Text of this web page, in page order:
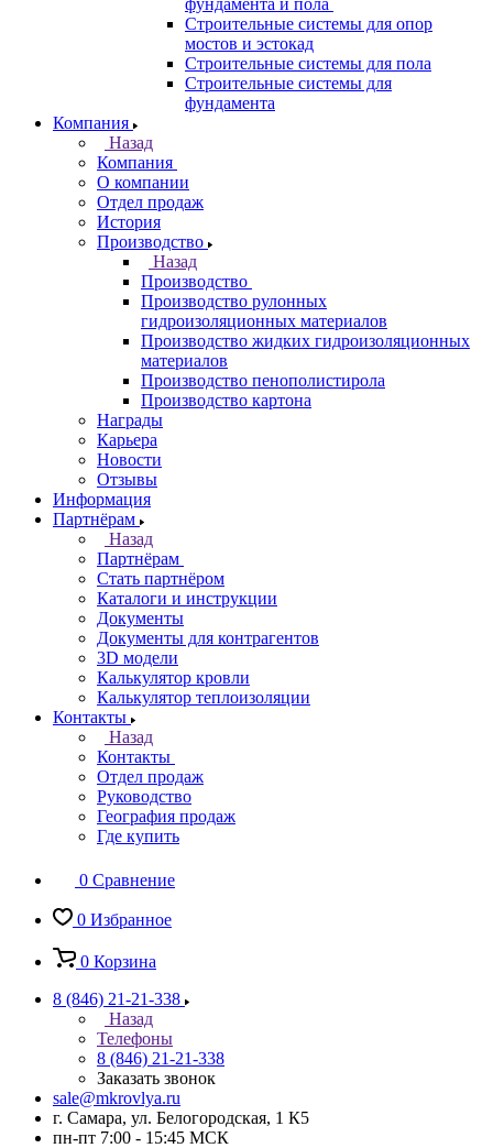
фундамента и пола
Строительные системы для опор
мостов и эстокад
Строительные системы для пола
Строительные системы для
фундамента
Компания
Назад
Компания
О компании
Отдел продаж
История
Производство
Назад
Производство
Производство рулонных
гидроизоляционных материалов
Производство жидких гидроизоляционных
материалов
Производство пенополистирола
Производство картона
Награды
Карьера
Новости
Отзывы
Информация
Партнёрам
Назад
Партнёрам
Стать партнёром
Каталоги и инструкции
Документы
Документы для контрагентов
3D модели
Калькулятор кровли
Калькулятор теплоизоляции
Контакты
Назад
Контакты
Отдел продаж
Руководство
География продаж
Где купить
0 Сравнение
0 Избранное
0 Корзина
8 (846) 21-21-338
Назад
Телефоны
8 (846) 21-21-338
Заказать звонок
sale@mkrovlya.ru
г. Самара, ул. Белогородская, 1 К5
пн-пт 7:00 - 15:45 МСК